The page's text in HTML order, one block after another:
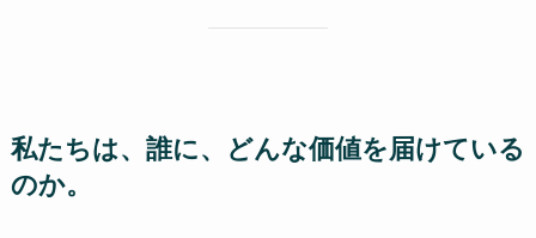
私たちは、誰に、どんな価値を届けている
のか。